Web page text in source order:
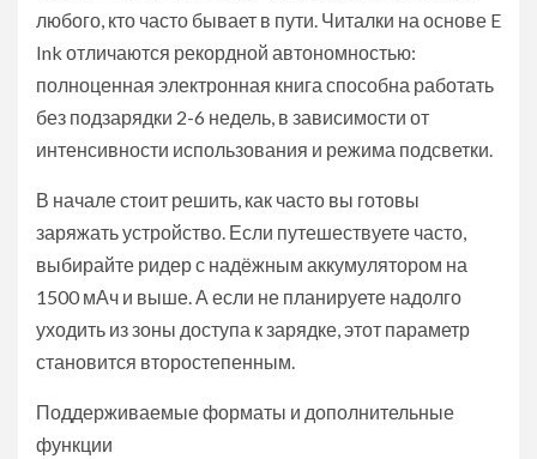
любого, кто часто бывает в пути. Читалки на основе E
Ink отличаются рекордной автономностью:
полноценная электронная книга способна работать
без подзарядки 2-6 недель, в зависимости от
интенсивности использования и режима подсветки.
В начале стоит решить, как часто вы готовы
заряжать устройство. Если путешествуете часто,
выбирайте ридер с надёжным аккумулятором на
1500 мАч и выше. А если не планируете надолго
уходить из зоны доступа к зарядке, этот параметр
становится второстепенным.
Поддерживаемые форматы и дополнительные
функции